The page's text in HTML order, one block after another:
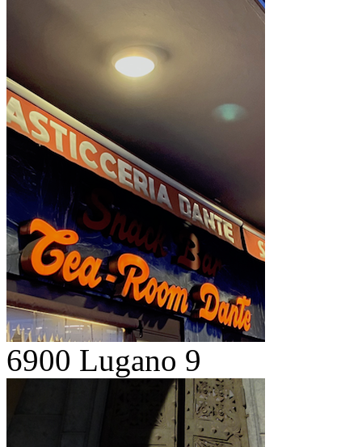
6900 Lugano 9